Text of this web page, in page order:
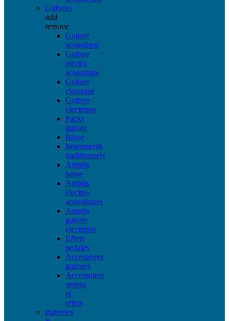
Guitares
add
remove
Guitare
acoustique
Guitare
electro
acoustique
Guitare
classique
Guitare
electrique
Packs
guitare
Basse
Instruments
traditionnels
Amplis
basse
Amplis
electro-
acoustiques
Amplis
guitare
electrique
Effets
pedales
Accessoires
guitares
Accessoires
amplis
et
effets
Batteries